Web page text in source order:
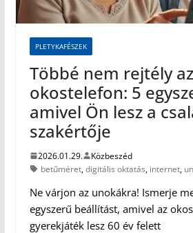
PLETYKAFÉSZEK
Többé nem rejtély az
okostelefon: 5
amivel Ön lesz a
szakértője
2026.01.29.
Közbeszéd
betűméret,digitális oktatás, internet,
Ne várjon az unokákra! Ismerje
egyszerű beállítást, amivel az
gyerekjáték lesz 60 év felett